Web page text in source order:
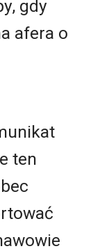
gdy
afera o
ten